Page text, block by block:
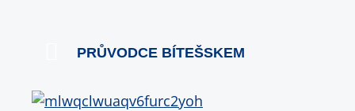
PRŮVODCE BÍTEŠSKEM